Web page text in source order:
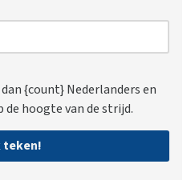
{count} Nederlanders en
hoogte van de strijd.
teken!